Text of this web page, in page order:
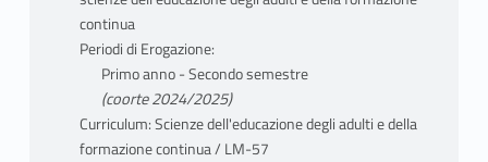
continua
Periodi di Erogazione:
Primo anno - Secondo semestre
(coorte 2024/2025)
Curriculum: Scienze dell'educazione degli adulti e della
formazione continua / LM-57